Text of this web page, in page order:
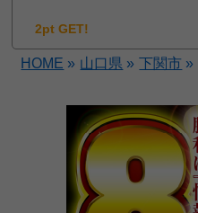
2pt GET!
HOME » 山口県 » 下関市 »